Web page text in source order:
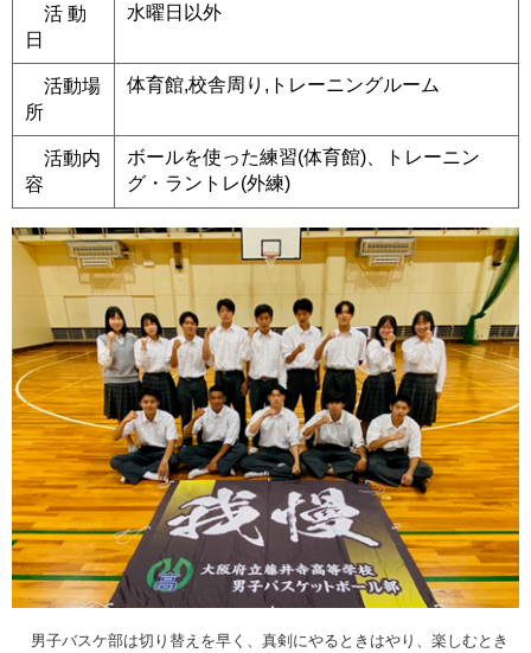
活 動
日
水曜日以外
活動場
所
体育館,校舎周り,トレーニングルーム
活動内
容
ボールを使った練習(体育館)、トレーニン
グ・ラントレ(外練)
男子バスケ部は切り替えを早く、真剣にやるときはやり、楽しむとき